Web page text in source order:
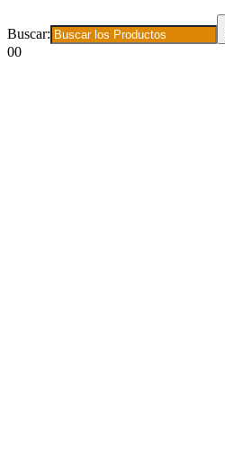
Buscar:
00